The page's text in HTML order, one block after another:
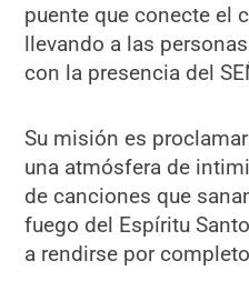
puente que conecte el
llevando a las
con la presencia del
Su misión es
una atmósfera de
de canciones que
fuego del Espíritu
a rendirse por